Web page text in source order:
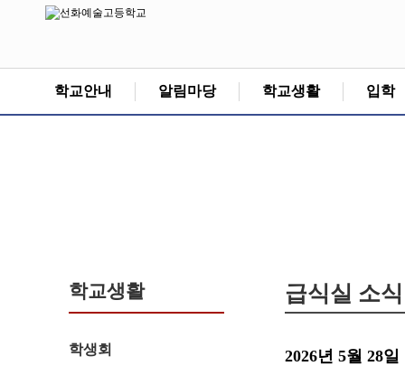
학교안내 알림마당 학교생활 입학
학교생활
학생회
급식실 소식
2026년 5월 28